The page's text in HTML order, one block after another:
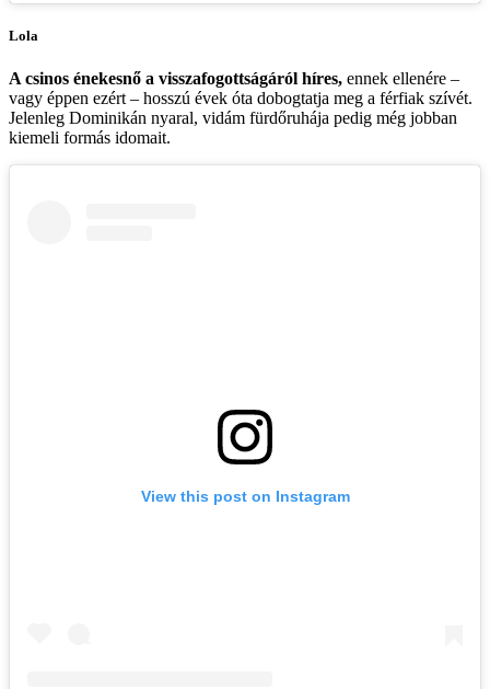
Lola
A csinos énekesnő a visszafogottságáról híres, ennek ellenére –
vagy éppen ezért – hosszú évek óta dobogtatja meg a férfiak szívét.
Jelenleg Dominikán nyaral, vidám fürdőruhája pedig még jobban
kiemeli formás idomait.
View this post on Instagram